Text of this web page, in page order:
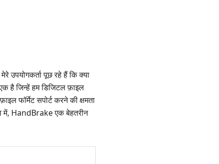
उपयोगकर्ता पूछ रहे हैं कि क्या
है जिन्हें हम डिजिटल फ़ाइल
फॉर्मेट सपोर्ट करने की क्षमता
में, HandBrake एक बेहतरीन